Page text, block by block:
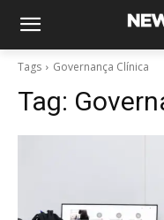
Tags Governança Clínica
Tag: